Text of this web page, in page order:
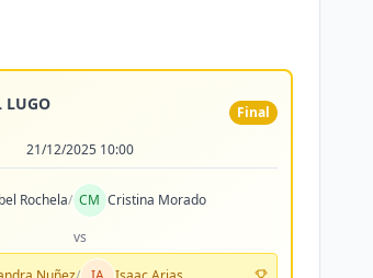
LUGO
Final
21/12/2025 10:00
Rochela/ CM Cristina Morado
vs